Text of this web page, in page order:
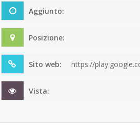
Aggiunto:
Posizione:
Sito web: https://
Vista: